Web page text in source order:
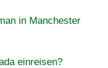
in Manchester
einreisen?